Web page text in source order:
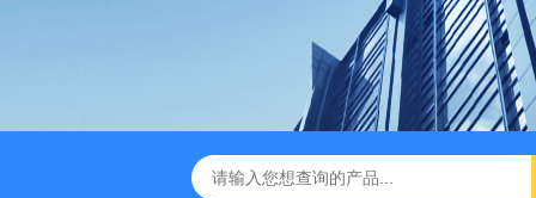
厌氧手套箱YQX-I半自动厌氧培养箱